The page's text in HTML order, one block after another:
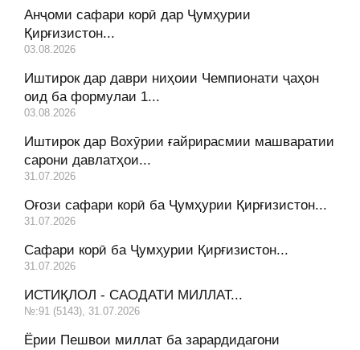
Анҷоми сафари корӣ дар Ҷумҳурии
Қирғизистон...
03.08.2026
Иштирок дар даври ниҳоии Чемпионати ҷаҳон
оид ба формулаи 1...
03.08.2026
Иштирок дар Вохӯрии ғайрирасмии машваратии
сарони давлатҳои...
31.07.2026
Оғози сафари корӣ ба Ҷумҳурии Қирғизистон...
31.07.2026
Сафари корӣ ба Ҷумҳурии Қирғизистон...
31.07.2026
ИСТИҚЛОЛ - САОДАТИ МИЛЛАТ...
№:91 (5143), 31.07.2026
Ёрии Пешвои миллат ба зарардидагони